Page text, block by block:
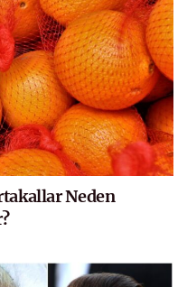
Neden